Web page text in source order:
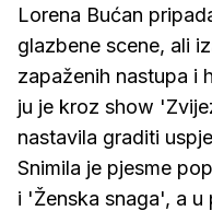
Lorena Bućan
glazbene scene, ali
zapaženih nastupa i
ju je kroz show
nastavila graditi
Snimila je pjesme
i 'Ženska snaga', a u